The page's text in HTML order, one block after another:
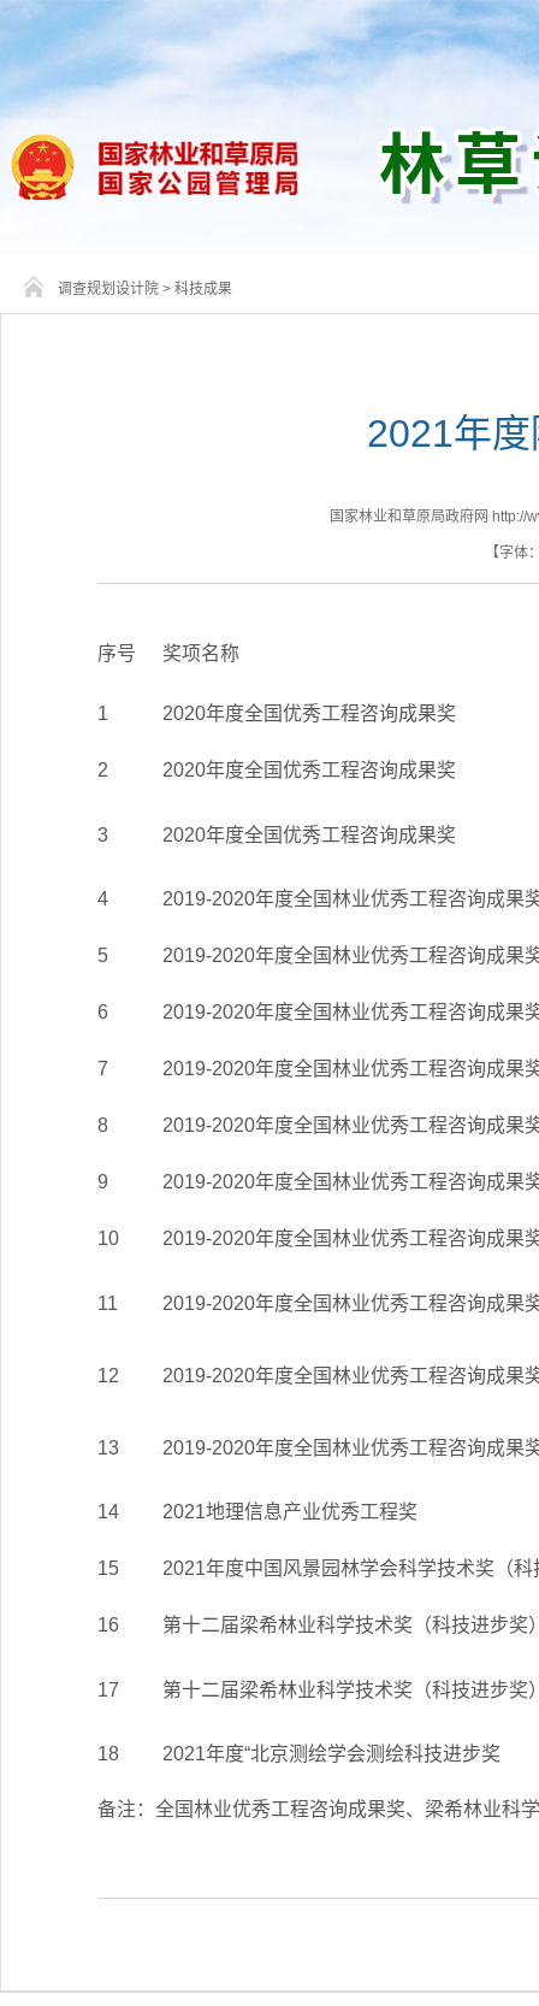
调查规划设计院 > 科技成果
2021年
国家林业和草原局政府网 http://
【字体
序号 奖项名称
1 2020年度全国优秀工程咨询成果奖
2 2020年度全国优秀工程咨询成果奖
3 2020年度全国优秀工程咨询成果奖
4 2019-2020年度全国林业优秀工程咨询成果
5 2019-2020年度全国林业优秀工程咨询成果
6 2019-2020年度全国林业优秀工程咨询成果
7 2019-2020年度全国林业优秀工程咨询成果
8 2019-2020年度全国林业优秀工程咨询成果
9 2019-2020年度全国林业优秀工程咨询成果
10 2019-2020年度全国林业优秀工程咨询成果
11 2019-2020年度全国林业优秀工程咨询成果
12 2019-2020年度全国林业优秀工程咨询成果
13 2019-2020年度全国林业优秀工程咨询成果
14 2021地理信息产业优秀工程奖
15 2021年度中国风景园林学会科学技术奖（科
16 第十二届梁希林业科学技术奖（科技进步奖
17 第十二届梁希林业科学技术奖（科技进步奖
18 2021年度“北京测绘学会测绘科技进步奖
备注：全国林业优秀工程咨询成果奖、梁希林业科